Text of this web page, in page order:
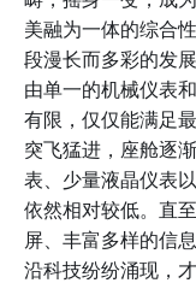
美融为一体的综合
段漫长而多彩的发
由单一的机械仪表
有限，仅仅能满足
突飞猛进，座舱逐
表、少量液晶仪表
依然相对较低。直
屏、丰富多样的信
沿科技纷纷涌现，